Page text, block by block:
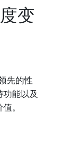
变
先的性
能以及
。